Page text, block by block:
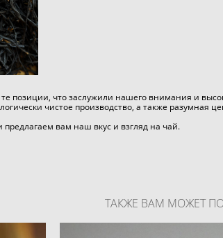
позиции, что заслужили нашего внимания и
чистое производство, а также разумная
предлагаем вам наш вкус и взгляд на чай.
ТАКЖЕ ВАМ МОЖЕТ